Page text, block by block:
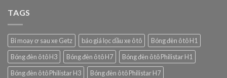
TAGS
Bi moay ơ sau xe Getz báo giá lọc dầu xe ô tô
Bóng đèn ô tô H1
Bóng đèn ô tô H3
Bóng đèn ô tô H7
Bóng đèn ô tô Philistar H1
Bóng đèn ô tô Philistar H3
Bóng đèn ô tô Philistar H7